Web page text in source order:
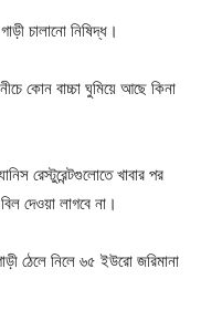
চালানো নিষিদ্ধ।
কোন বাচ্চা ঘুমিয়ে আছে কিনা
রেস্টুরেন্টগুলোতে খাবার পর
দেওয়া লাগবে না।
ঠেলে নিলে ৬৫ ইউরো জরিমানা